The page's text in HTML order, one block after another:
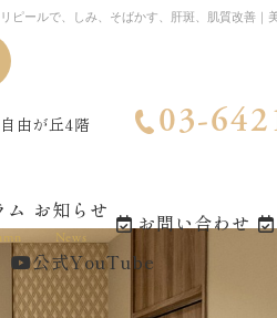
リピールで、しみ、そばかす、肝斑、肌質改善｜
由が丘4階 03-
ム お知らせ
News
お問い合わせ
公式YouTube